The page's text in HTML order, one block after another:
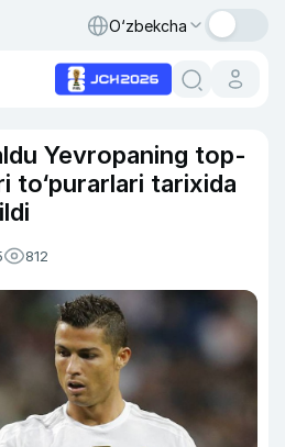
O‘zbekcha
Yevropaning top-
to‘purarlari tarixida
812